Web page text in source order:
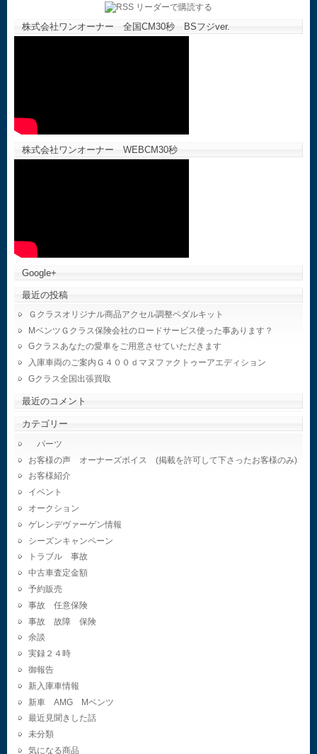
株式会社ワンオーナー 全国CM30秒 BSフジver.
株式会社ワンオーナー WEBCM30秒
Google+
最近の投稿
Ｇクラスオリジナル商品アクセル調整ペダルキット
MベンツＧクラス保険会社のロードサービス使った事あります？
Gクラスあなたの愛車をご用意させていただきます
入庫車両のご案内Ｇ４００ｄマヌファクトゥーアエディション
Gクラス全国出張買取
最近のコメント
カテゴリー
パーツ
お客様の声 オーナーズボイス (掲載を許可して下さったお客様のみ)
お客様紹介
イベント
オークション
ゲレンデヴァーゲン情報
シーズンキャンペーン
トラブル 事故
中古車査定金額
予約販売
事故 任意保険
事故 故障 保険
余談
実録２４時
御報告
新入庫車情報
新車 AMG Mベンツ
最近見聞きした話
未分類
気になる商品